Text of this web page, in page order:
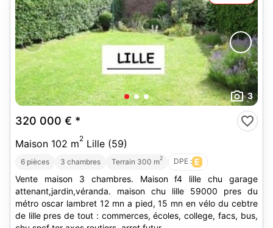
3
320 000 € *
Maison 102 m2 Lille (59)
6 pièces 3 chambres Terrain 300 m2 DPE : E
Vente maison 3 chambres. Maison f4 lille chu garage
attenant,jardin,véranda. maison chu lille 59000 pres du
métro oscar lambret 12 mn a pied, 15 mn en vélo du cebtre
de lille pres de tout : commerces, écoles, college, facs, bus,